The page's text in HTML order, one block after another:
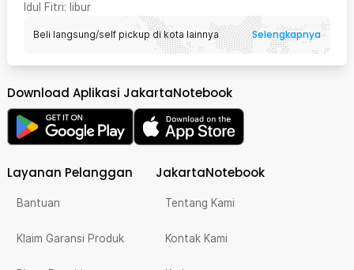
Idul Fitri: libur
Beli langsung/self pickup di kota lainnya Selengkapnya
Download Aplikasi JakartaNotebook
Layanan Pelanggan
Bantuan
Klaim Garansi Produk
JakartaNotebook
Tentang Kami
Kontak Kami